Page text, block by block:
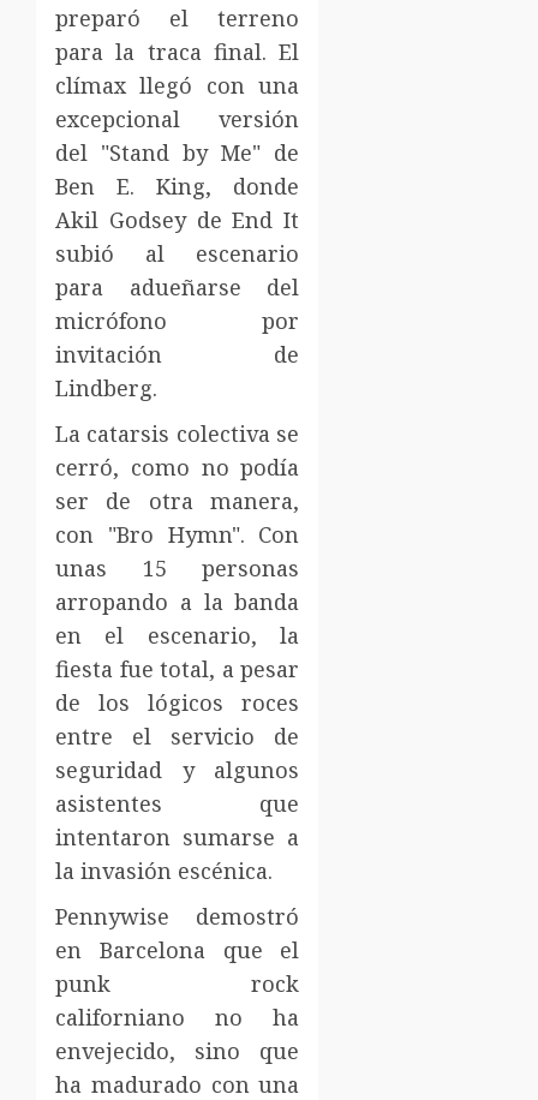
preparó el terreno
para la traca final. El
clímax llegó con una
excepcional versión
del "Stand by Me" de
Ben E. King, donde
Akil Godsey de End It
subió al escenario
para adueñarse del
micrófono por
invitación de
Lindberg.
La catarsis colectiva se
cerró, como no podía
ser de otra manera,
con "Bro Hymn". Con
unas 15 personas
arropando a la banda
en el escenario, la
fiesta fue total, a pesar
de los lógicos roces
entre el servicio de
seguridad y algunos
asistentes que
intentaron sumarse a
la invasión escénica.
Pennywise demostró
en Barcelona que el
punk rock
californiano no ha
envejecido, sino que
ha madurado con una